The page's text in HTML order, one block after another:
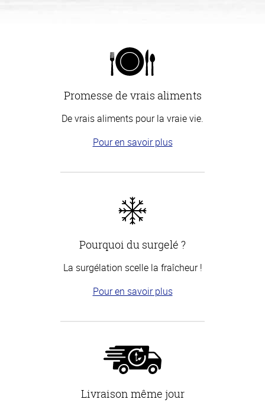
Promesse de vrais aliments
De vrais aliments pour la vraie vie.
Pour en savoir plus
Pourquoi du surgelé ?
La surgélation scelle la fraîcheur !
Pour en savoir plus
Livraison même jour